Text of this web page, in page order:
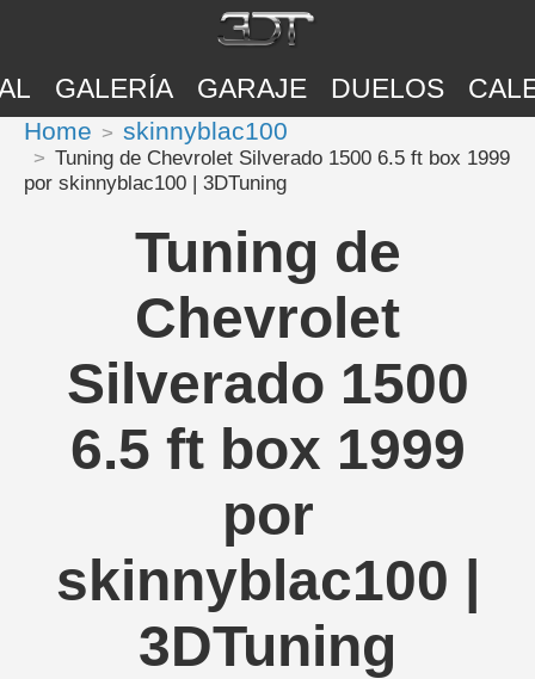
GALERÍA GARAJE DUELOS
Home skinnyblac100
Tuning de Chevrolet Silverado 1500 6.5 ft box 1999
por skinnyblac100 | 3DTuning
Tuning de
Chevrolet
Silverado 1500
6.5 ft box 1999
por
skinnyblac100 |
3DTuning